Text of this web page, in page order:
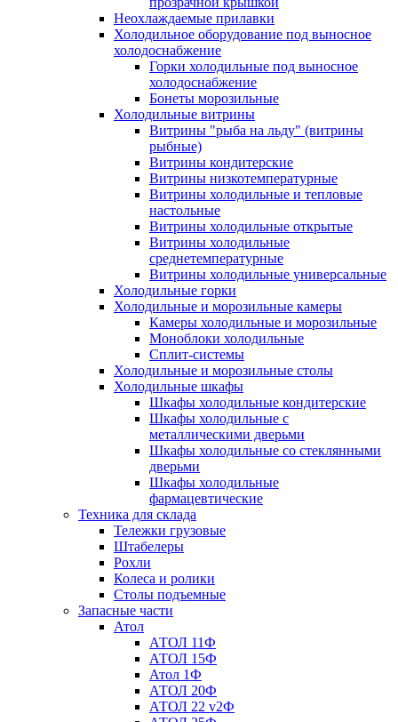
Неохлаждаемые прилавки
Холодильное оборудование под выносное
холодоснабжение
Горки холодильные под выносное
холодоснабжение
Бонеты морозильные
Холодильные витрины
Витрины "рыба на льду" (витрины
рыбные)
Витрины кондитерские
Витрины низкотемпературные
Витрины холодильные и тепловые
настольные
Витрины холодильные открытые
Витрины холодильные
среднетемпературные
Витрины холодильные универсальные
Холодильные горки
Холодильные и морозильные камеры
Камеры холодильные и морозильные
Моноблоки холодильные
Сплит-системы
Холодильные и морозильные столы
Холодильные шкафы
Шкафы холодильные кондитерские
Шкафы холодильные с
металлическими дверьми
Шкафы холодильные со стеклянными
дверьми
Шкафы холодильные
фармацевтические
Техника для склада
Тележки грузовые
Штабелеры
Рохли
Колеса и ролики
Столы подъемные
Запасные части
Атол
АТОЛ 11Ф
АТОЛ 15Ф
Атол 1Ф
АТОЛ 20Ф
АТОЛ 22 v2Ф